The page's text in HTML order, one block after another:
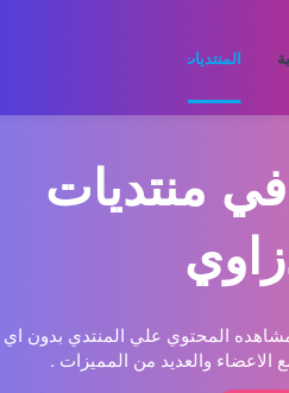
المنتديات
منتديات
المحتوي علي المنتدي بدون اي
الاعضاء والعديد من المميزات .